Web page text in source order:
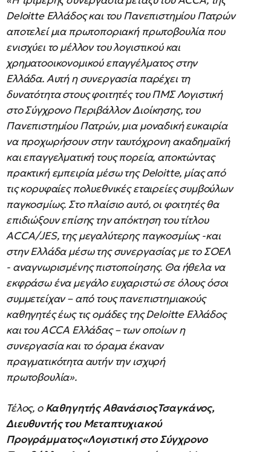
Deloitte Ελλάδος και του Πανεπιστημίου Πατρών
αποτελεί μια πρωτοποριακή πρωτοβουλία που
ενισχύει το μέλλον του λογιστικού και
χρηματοοικονομικού επαγγέλματος στην
Ελλάδα. Αυτή η συνεργασία παρέχει τη
δυνατότητα στους φοιτητές του ΠΜΣ Λογιστική
στο Σύγχρονο Περιβάλλον Διοίκησης, του
Πανεπιστημίου Πατρών, μια μοναδική ευκαιρία
να προχωρήσουν στην ταυτόχρονη ακαδημαϊκή
και επαγγελματική τους πορεία, αποκτώντας
πρακτική εμπειρία μέσω της Deloitte, μίας από
τις κορυφαίες πολυεθνικές εταιρείες συμβούλων
παγκοσμίως. Στο πλαίσιο αυτό, οι φοιτητές θα
επιδιώξουν επίσης την απόκτηση του τίτλου
ACCA/JES, της μεγαλύτερης παγκοσμίως -και
στην Ελλάδα μέσω της συνεργασίας με το ΣΟΕΛ
- αναγνωρισμένης πιστοποίησης. Θα ήθελα να
εκφράσω ένα μεγάλο ευχαριστώ σε όλους όσοι
συμμετείχαν – από τους πανεπιστημιακούς
καθηγητές έως τις ομάδες της Deloitte Ελλάδος
και του ACCA Ελλάδας – των οποίων η
συνεργασία και το όραμα έκαναν
πραγματικότητα αυτήν την ισχυρή
πρωτοβουλία».
Τέλος, οΚαθηγητής ΑθανάσιοςΤσαγκάνος,
Διευθυντής του Μεταπτυχιακού
Προγράμματος«Λογιστική στο Σύγχρονο